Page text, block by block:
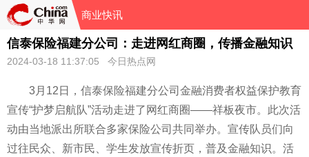
商业快讯
信泰保险福建分公司：走进网红商圈，传播金融知识
2024-03-18 11:37:05 今日热点网
3月12日，信泰保险福建分公司 金融消费者权益保护教育
宣传“护梦启航队”活动走进了网红商圈——祥板夜市。此次活
动由当地派出所联合多家保险公司共同举办。宣传队员们向
过往民众、新市民、学生发放宣传折页，普及金融知识。活